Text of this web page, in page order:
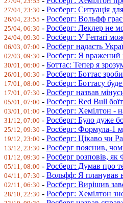
27/04, 23:30 - Росберг: Ситуація
26/04, 23:55 - Росберг: Вольфф
25/04, 06:30 - Росберг: Леклер не
24/04, 09:30 - Росберг: У Ferrari
06/03, 07:00 - Росберг надасть
02/03, 09:30 - Росберг: Я вражений
30/01, 06:00 - Боттас: Тепер я
26/01, 00:30 - Росберг: Боттас
17/01, 08:00 - Росберг: Боттасу
17/01, 07:30 - Росберг назвав
05/01, 07:00 - Росберг: Red Bull
03/01, 01:00 - Росберг: Хемілтон -
31/12, 07:00 - Росберг: Було дуже
25/12, 09:30 - Росберг: Формула-1
19/12, 23:00 - Росберг: Цікаво чи
13/12, 23:30 - Росберг пояснив,
01/12, 09:30 - Росберг розповів,
05/11, 08:00 - Росберг: Думав про
04/11, 07:30 - Вольфф: Я планував
02/11, 06:30 - Росберг: Вирішив
28/10, 22:30 - Росберг: Хемілтон